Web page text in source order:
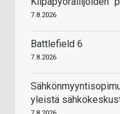
7.8.2026
Battlefield 6
7.8.2026
yleistä